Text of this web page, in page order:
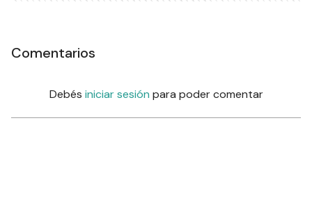
Comentarios
Debés iniciar sesión para poder comentar